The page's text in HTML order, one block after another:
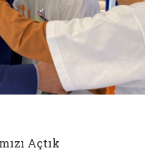
Açtık